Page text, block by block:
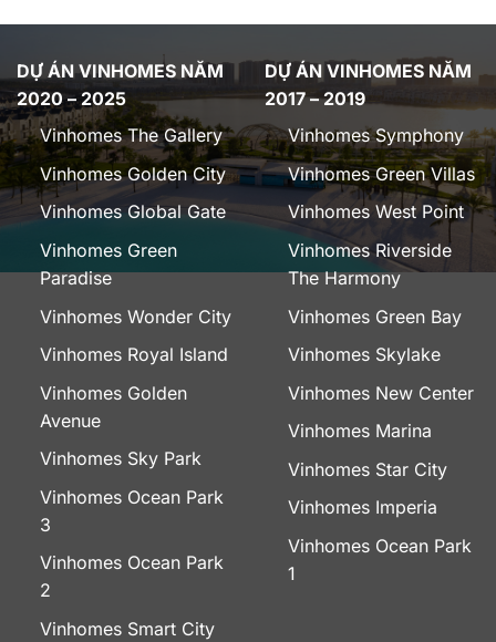
DỰ ÁN VINHOMES NĂM
2020 – 2025
Vinhomes The Gallery
Vinhomes Golden City
Vinhomes Global Gate
Vinhomes Green
Paradise
Vinhomes Wonder City
Vinhomes Royal Island
Vinhomes Golden
Avenue
Vinhomes Sky Park
Vinhomes Ocean Park
3
Vinhomes Ocean Park
2
Vinhomes Smart City
DỰ ÁN VINHOMES NĂM
2017 – 2019
Vinhomes Symphony
Vinhomes Green Villas
Vinhomes West Point
Vinhomes Riverside
The Harmony
Vinhomes Green Bay
Vinhomes Skylake
Vinhomes New Center
Vinhomes Marina
Vinhomes Star City
Vinhomes Imperia
Vinhomes Ocean Park
1